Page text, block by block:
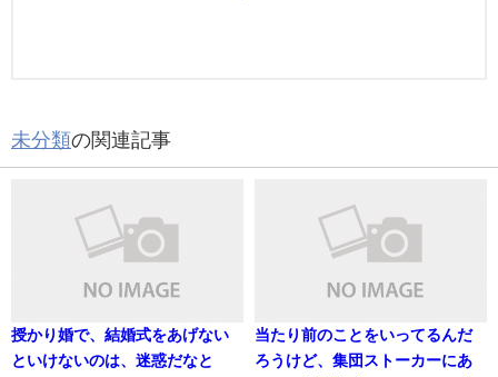
未分類の関連記事
授かり婚で、結婚式をあげない
といけないのは、迷惑だなと
当たり前のことをいってるんだ
ろうけど、集団ストーカーにあ